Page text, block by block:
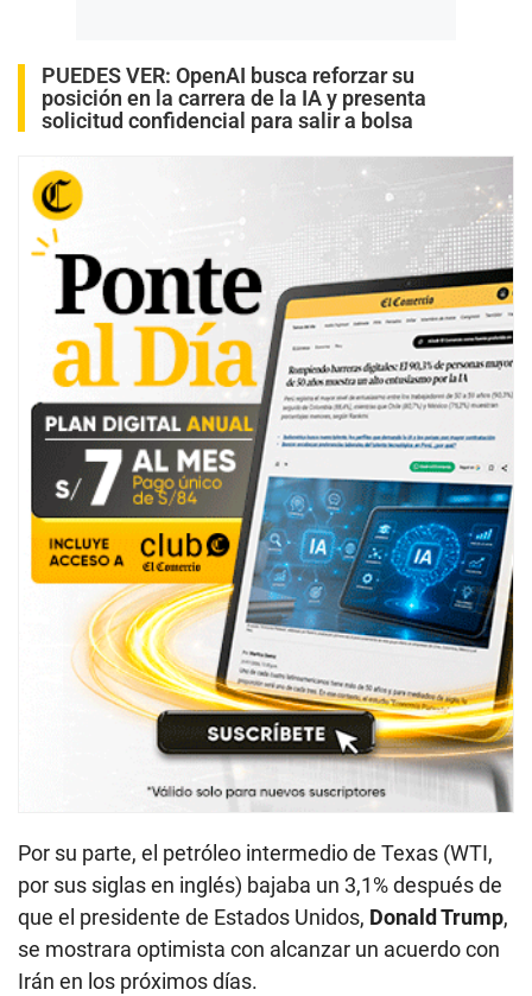
PUEDES VER: OpenAI busca reforzar su
posición en la carrera de la IA y presenta
solicitud confidencial para salir a bolsa
Por su parte, el petróleo intermedio de Texas (WTI,
por sus siglas en inglés) bajaba un 3,1% después de
que el presidente de Estados Unidos, Donald Trump,
se mostrara optimista con alcanzar un acuerdo con
Irán en los próximos días.